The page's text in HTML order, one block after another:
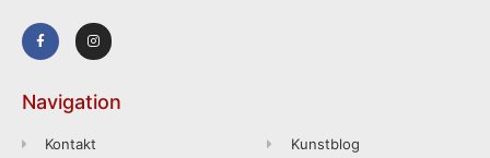
Navigation
Kontakt Kunstblog